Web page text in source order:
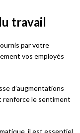
travail
par votre
vos employés
d’augmentations
renforce le sentiment
il est essentiel